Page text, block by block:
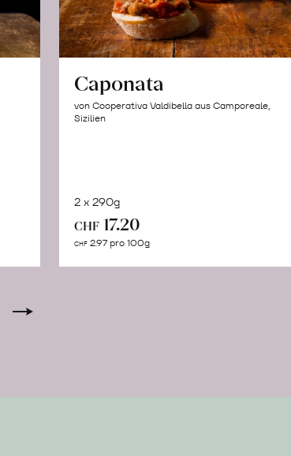
Caponata
von Cooperativa Valdibella aus Camporeale,
Sizilien
2 x 290g
CHF 17.20
CHF 2.97 pro 100g